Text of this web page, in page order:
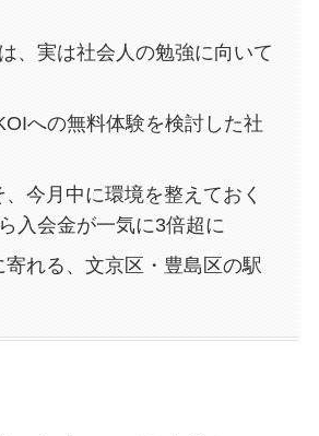
、実は社会人の勉強に向いて
への無料体験を検討した社
今月中に環境を整えておく
会金が一気に3倍超に
寄れる、文京区・豊島区の駅